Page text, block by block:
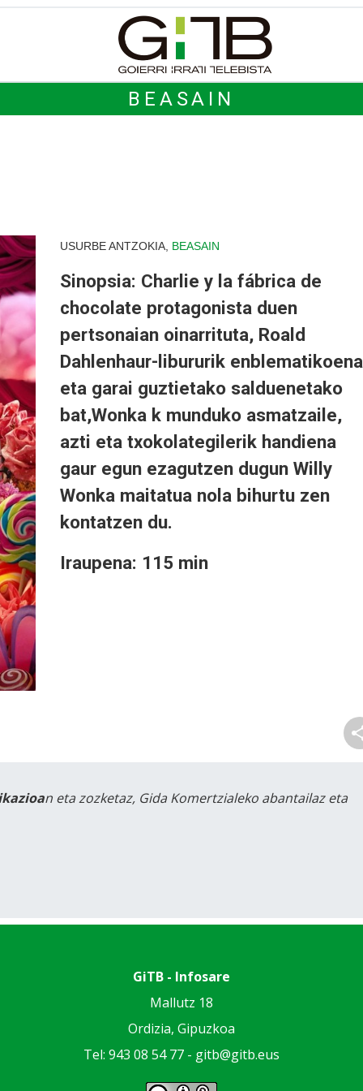
BEASAIN
USURBE ANTZOKIA, BEASAIN
Sinopsia: Charlie y la fábrica de
chocolate protagonista duen
pertsonaian oinarrituta, Roald
Dahlenhaur-libururik enblematikoena
eta garai guztietako salduenetako
bat,Wonka k munduko asmatzaile,
azti eta txokolategilerik handiena
gaur egun ezagutzen dugun Willy
Wonka maitatua nola bihurtu zen
kontatzen du.
Iraupena: 115 min
n eta zozketaz, Gida Komertzialeko abantailaz eta
GiTB - Infosare
Mallutz 18
Ordizia, Gipuzkoa
Tel: 943 08 54 77 - gitb@gitb.eus